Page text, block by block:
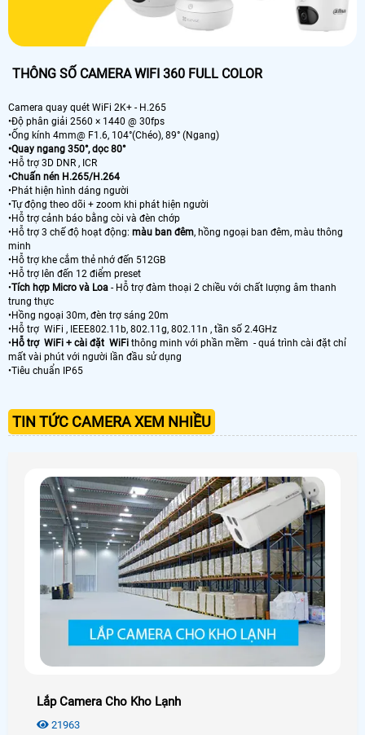
THÔNG SỐ CAMERA WIFI 360 FULL COLOR
Camera quay quét WiFi 2K+ - H.265
•Độ phân giải 2560 × 1440 @ 30fps
•Ống kính 4mm@ F1.6, 104°(Chéo), 89° (Ngang)
•Quay ngang 350°, dọc 80°
•Hỗ trợ 3D DNR , ICR
•Chuấn nén H.265/H.264
•Phát hiện hình dáng người
•Tự động theo dõi + zoom khi phát hiện người
•Hỗ trợ cảnh báo bằng còi và đèn chớp
•Hỗ trợ 3 chế độ hoạt động: màu ban đêm, hồng ngoại ban đêm, màu thông
minh
•Hỗ trợ khe cắm thẻ nhớ đến 512GB
•Hỗ trợ lên đến 12 điểm preset
•Tích hợp Micro và Loa - Hỗ trợ đàm thoại 2 chiều với chất lượng âm thanh
trung thực
•Hồng ngoại 30m, đèn trợ sáng 20m
•Hỗ trợ WiFi , IEEE802.11b, 802.11g, 802.11n , tần số 2.4GHz
•Hỗ trợ WiFi + cài đặt WiFi thông minh với phần mềm - quá trình cài đặt chỉ
mất vài phút với người lần đầu sử dụng
•Tiêu chuẩn IP65
TIN TỨC CAMERA XEM NHIỀU
Lắp Camera Cho Kho Lạnh
21963